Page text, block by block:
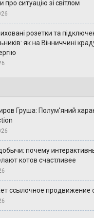
про ситуацію зі світлом
розетки та
як на Вінниччині
Груша: Полум'яний
почему
котов счастливее
ссылочное продвижение